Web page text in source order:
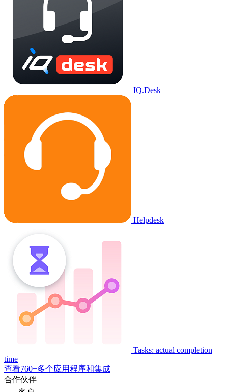
IQ.Desk
Helpdesk
Tasks: actual completion
time
查看760+多个应用程序和集成
合作伙伴